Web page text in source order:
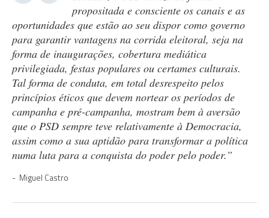
propositada e consciente os canais e as
oportunidades que estão ao seu dispor como governo
para garantir vantagens na corrida eleitoral, seja na
forma de inaugurações, cobertura mediática
privilegiada, festas populares ou certames culturais.
Tal forma de conduta, em total desrespeito pelos
princípios éticos que devem nortear os períodos de
campanha e pré-campanha, mostram bem à aversão
que o PSD sempre teve relativamente à Democracia,
assim como a sua aptidão para transformar a política
numa luta para a conquista do poder pelo poder.”
Miguel Castro